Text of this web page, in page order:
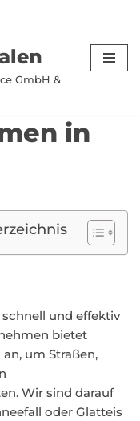
GmbH &
in
und effektiv
bietet
um Straßen,
Wir sind darauf
oder Glatteis